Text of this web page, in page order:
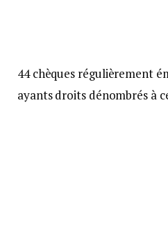
44 chèques régulièrement
ayants droits dénombrés à